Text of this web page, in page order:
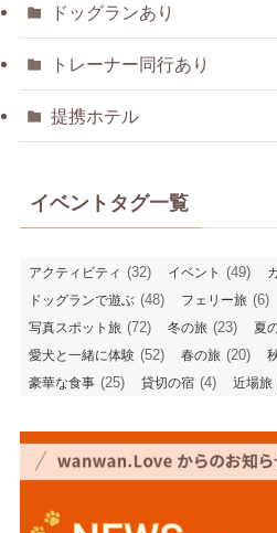
ドッグランあり
トレーナー同行あり
提携ホテル
イベントタグ一覧
アクティビティ (32) イベント (49)
ドッグランで遊ぶ (48) フェリー旅 (6)
写真スポット旅 (72) 冬の旅 (23) 夏
愛犬と一緒に体験 (52) 春の旅 (20)
豪華な食事 (25) 貸切の宿 (4) 近場旅